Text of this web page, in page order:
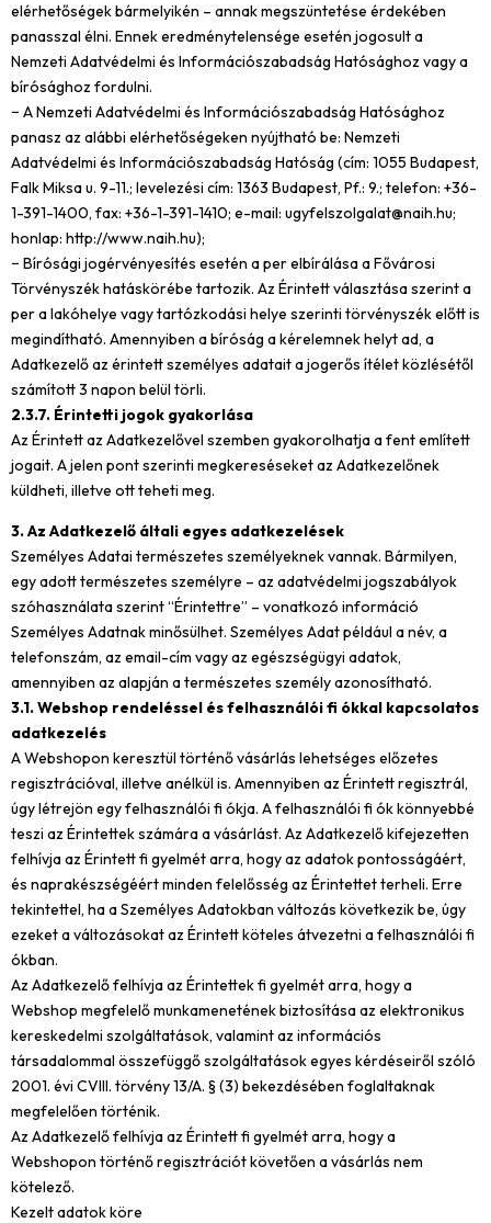
elérhetőségek bármelyikén – annak megszüntetése érdekében
panasszal élni. Ennek eredménytelensége esetén jogosult a
Nemzeti Adatvédelmi és Információszabadság Hatósághoz vagy a
bírósághoz fordulni.
− A Nemzeti Adatvédelmi és Információszabadság Hatósághoz
panasz az alábbi elérhetőségeken nyújtható be: Nemzeti
Adatvédelmi és Információszabadság Hatóság (cím: 1055 Budapest,
Falk Miksa u. 9-11.; levelezési cím: 1363 Budapest, Pf.: 9.; telefon: +36-
1-391-1400, fax: +36-1-391-1410; e-mail: ugyfelszolgalat@naih.hu;
honlap: http://www.naih.hu);
− Bírósági jogérvényesítés esetén a per elbírálása a Fővárosi
Törvényszék hatáskörébe tartozik. Az Érintett választása szerint a
per a lakóhelye vagy tartózkodási helye szerinti törvényszék előtt is
megindítható. Amennyiben a bíróság a kérelemnek helyt ad, a
Adatkezelő az érintett személyes adatait a jogerős ítélet közlésétől
számított 3 napon belül törli.
2.3.7. Érintetti jogok gyakorlása
Az Érintett az Adatkezelővel szemben gyakorolhatja a fent említett
jogait. A jelen pont szerinti megkereséseket az Adatkezelőnek
küldheti, illetve ott teheti meg.
3. Az Adatkezelő általi egyes adatkezelések
Személyes Adatai természetes személyeknek vannak. Bármilyen,
egy adott természetes személyre – az adatvédelmi jogszabályok
szóhasználata szerint “Érintettre” – vonatkozó információ
Személyes Adatnak minősülhet. Személyes Adat például a név, a
telefonszám, az email-cím vagy az egészségügyi adatok,
amennyiben az alapján a természetes személy azonosítható.
3.1. Webshop rendeléssel és felhasználói fi ókkal kapcsolatos
adatkezelés
A Webshopon keresztül történő vásárlás lehetséges előzetes
regisztrációval, illetve anélkül is. Amennyiben az Érintett regisztrál,
úgy létrejön egy felhasználói fi ókja. A felhasználói fi ók könnyebbé
teszi az Érintettek számára a vásárlást. Az Adatkezelő kifejezetten
felhívja az Érintett fi gyelmét arra, hogy az adatok pontosságáért,
és naprakészségéért minden felelősség az Érintettet terheli. Erre
tekintettel, ha a Személyes Adatokban változás következik be, úgy
ezeket a változásokat az Érintett köteles átvezetni a felhasználói fi
ókban.
Az Adatkezelő felhívja az Érintettek fi gyelmét arra, hogy a
Webshop megfelelő munkamenetének biztosítása az elektronikus
kereskedelmi szolgáltatások, valamint az információs
társadalommal összefüggő szolgáltatások egyes kérdéseiről szóló
2001. évi CVIII. törvény 13/A. § (3) bekezdésében foglaltaknak
megfelelően történik.
Az Adatkezelő felhívja az Érintett fi gyelmét arra, hogy a
Webshopon történő regisztrációt követően a vásárlás nem
kötelező.
Kezelt adatok köre